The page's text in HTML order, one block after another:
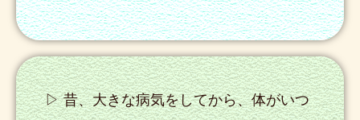
▷ 昔、大きな病気をしてから、体がいつ